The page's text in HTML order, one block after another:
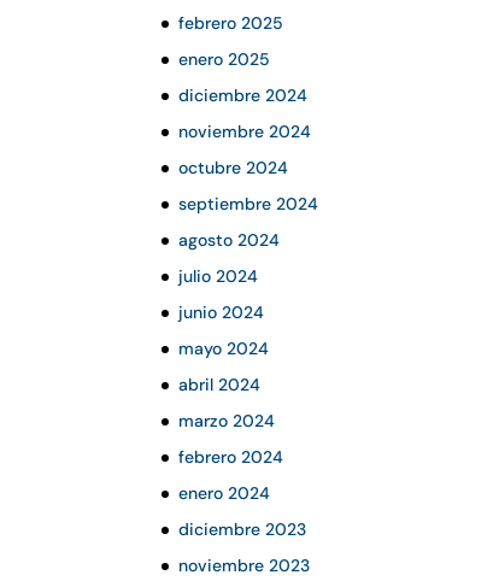
febrero 2025
enero 2025
diciembre 2024
noviembre 2024
octubre 2024
septiembre 2024
agosto 2024
julio 2024
junio 2024
mayo 2024
abril 2024
marzo 2024
febrero 2024
enero 2024
diciembre 2023
noviembre 2023